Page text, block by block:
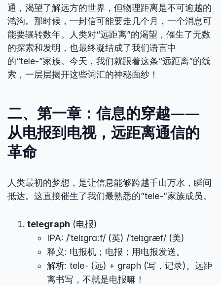
通，渴望了解远方的世界，但物理距离是不可逾越的
鸿沟。那时候，一封信可能要走几个月，一个消息可
能要辗转数年。人类对“远距离”的渴望，催生了无数
的探索和发明，也最终凝结成了我们语言中
的“tele-”家族。今天，我们就跟着这条“远距离”的线
索，一层层揭开这些词汇的神秘面纱！
二、第一章：信息的穿越——
从电报到电视，远距离通信的
革命
人类最初的梦想，是让信息能够跨越千山万水，瞬间
抵达。这直接催生了我们最熟悉的“tele-”家族成员。
telegraph (电报)
IPA: /ˈtelɪɡrɑːf/ (英) /ˈtelɪɡræf/ (美)
释义: 电报机；电报；用电报发送。
解析: tele- (远) + graph (写，记录)。远距
离书写，不就是电报嘛！